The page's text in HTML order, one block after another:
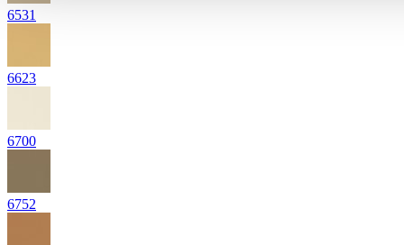
6531
6623
6700
6752